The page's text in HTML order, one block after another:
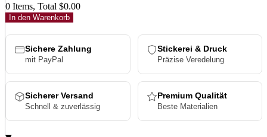
0 Items, Total $0.00
In den Warenkorb
Sichere Zahlung
mit PayPal
Stickerei & Druck
Präzise Veredelung
Sicherer Versand
Schnell & zuverlässig
Premium Qualität
Beste Materialien